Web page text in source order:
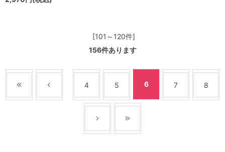
[101～120件]
156件あります
4 5 6 7 8